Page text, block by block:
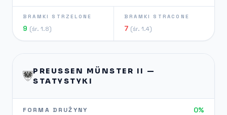
BRAMKI STRZELONE
9 (śr. 1.8)
BRAMKI STRACONE
7 (śr. 1.4)
PREUSSEN MÜNSTER II — S
TATYSTYKI
FORMA DRUŻYNY 0%